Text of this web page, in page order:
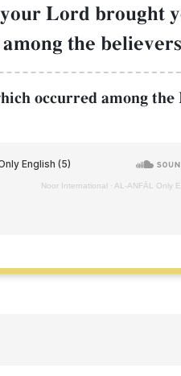
Lord brought
the
occurred among
Noor International · AL‑ANFĀL Only